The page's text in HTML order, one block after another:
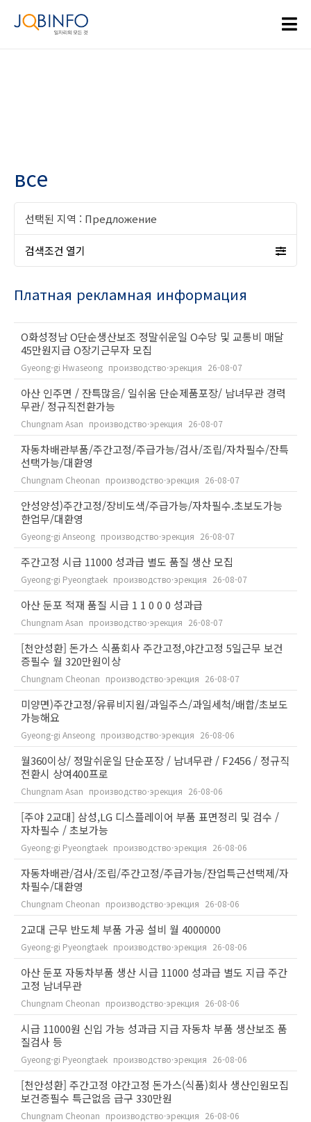
все
선택된 지역 : Предложение
검색조건 열기
Платная рекламная информация
O화성정남 O단순생산보조 정말쉬운일 O수당 및 교통비 매달
45만원지급 O장기근무자 모집
Gyeong-gi Hwaseong производство·эрекция 26-08-07
아산 인주면 / 잔특많음/ 일쉬움 단순제품포장/ 남녀무관 경력
무관/ 정규직전환가능
Chungnam Asan производство·эрекция 26-08-07
자동차배관부품/주간고정/주급가능/검사/조립/자차필수/잔특
선택가능/대환영
Chungnam Cheonan производство·эрекция 26-08-07
안성양성)주간고정/장비도색/주급가능/자차필수.초보도가능
한업무/대환영
Gyeong-gi Anseong производство·эрекция 26-08-07
주간고정 시급 11000 성과급 별도 품질 생산 모집
Gyeong-gi Pyeongtaek производство·эрекция 26-08-07
아산 둔포 적재 품질 시급 1 1 0 0 0 성과급
Chungnam Asan производство·эрекция 26-08-07
[천안성환] 돈가스 식품회사 주간고정,야간고정 5일근무 보건
증필수 월 320만원이상
Chungnam Cheonan производство·эрекция 26-08-07
미양면)주간고정/유류비지원/과일주스/과일세척/배합/초보도
가능해요
Gyeong-gi Anseong производство·эрекция 26-08-06
월360이상/ 정말쉬운일 단순포장 / 남녀무관 / F2456 / 정규직
전환시 상여400프로
Chungnam Asan производство·эрекция 26-08-06
[주야 2교대] 삼성,LG 디스플레이어 부품 표면정리 및 검수 /
자차필수 / 초보가능
Gyeong-gi Pyeongtaek производство·эрекция 26-08-06
자동차배관/검사/조립/주간고정/주급가능/잔업특근선택제/자
차필수/대환영
Chungnam Cheonan производство·эрекция 26-08-06
2교대 근무 반도체 부품 가공 설비 월 4000000
Gyeong-gi Pyeongtaek производство·эрекция 26-08-06
아산 둔포 자동차부품 생산 시급 11000 성과급 별도 지급 주간
고정 남녀무관
Chungnam Cheonan производство·эрекция 26-08-06
시급 11000원 신입 가능 성과급 지급 자동차 부품 생산보조 품
질검사 등
Gyeong-gi Pyeongtaek производство·эрекция 26-08-06
[천안성환] 주간고정 야간고정 돈가스(식품)회사 생산인원모집
보건증필수 특근없음 급구 330만원
Chungnam Cheonan производство·эрекция 26-08-06